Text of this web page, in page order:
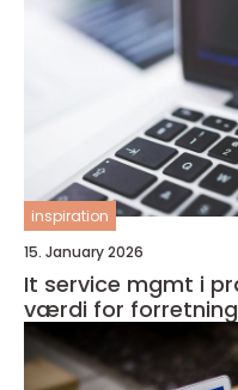
inspiration
15. January 2026
It service mgmt i
værdi for